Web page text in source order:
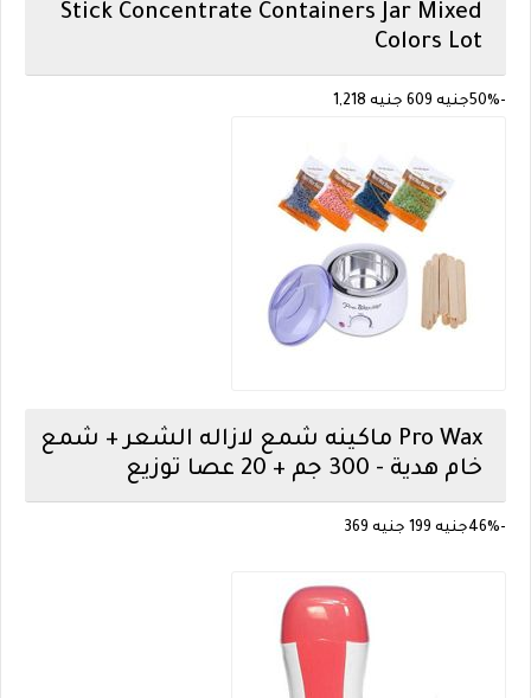
Stick Concentrate Containers Jar Mixed
Colors Lot
-50% جنيه 609 جنيه 1,218
Pro Wax ماكينه شمع لازاله الشعر + شمع
خام هدية - 300 جم + 20 عصا توزيع
-46% جنيه 199 جنيه 369